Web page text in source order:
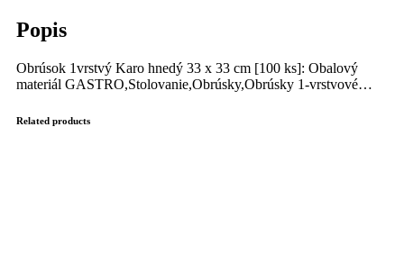
Popis
Obrúsok 1vrstvý Karo hnedý 33 x 33 cm [100 ks]: Obalový
materiál GASTRO,Stolovanie,Obrúsky,Obrúsky 1-vrstvové…
Related products